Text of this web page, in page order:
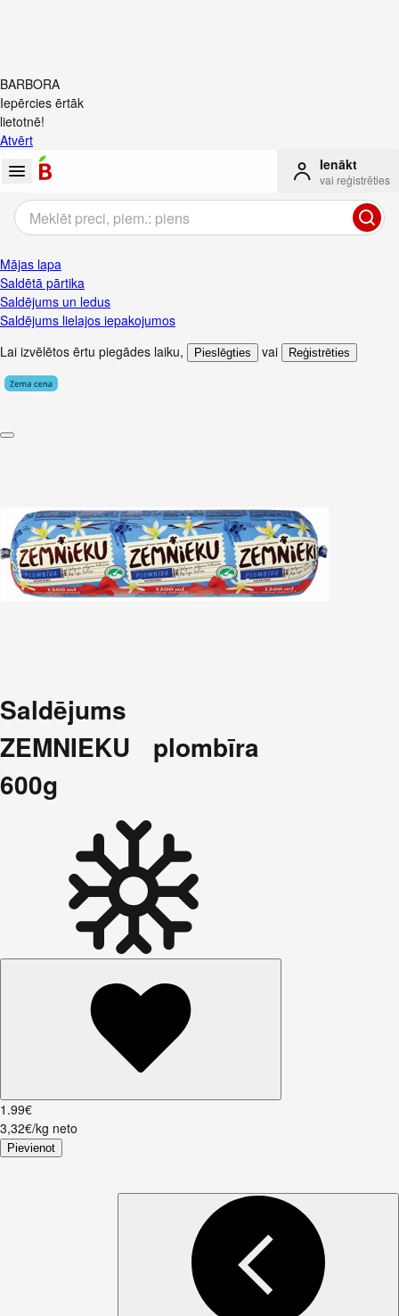
BARBORA
Iepērcies ērtāk
lietotnē!
Atvērt
Ienākt
vai reģistrēties
Mājas lapa
Saldētā pārtika
Saldējums un ledus
Saldējums lielajos iepakojumos
Lai izvēlētos ērtu piegādes laiku, Pieslēgties vai Reģistrēties
Saldējums
ZEMNIEKU plombīra
600g
1 .99€
3,32€/kg neto
Pievienot